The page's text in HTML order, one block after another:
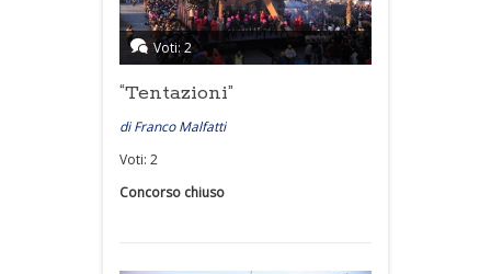
Voti: 2
“Tentazioni”
di Franco Malfatti
Voti: 2
Concorso chiuso